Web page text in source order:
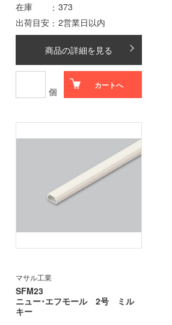
在庫
373
出荷目安
2営業日以内
商品の詳細を見る
個
カートへ
マサル工業
SFM23
ニュー･エフモール 2号 ミル
キー